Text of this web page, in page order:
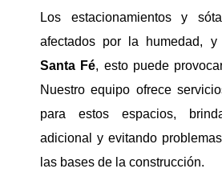
Los estacionamientos y
afectados por la humedad,
Santa Fé, esto puede
Nuestro equipo ofrece
para estos espacios,
adicional y evitando
las bases de la construcción.